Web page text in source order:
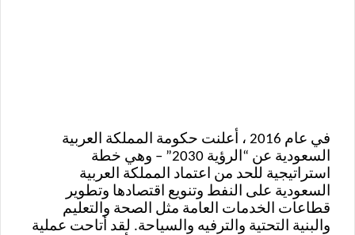
في عام 2016 ، أعلنت حكومة المملكة العربية
السعودية عن “الرؤية 2030” – وهي خطة
استراتيجية للحد من اعتماد المملكة العربية
السعودية على النفط وتنويع اقتصادها وتطوير
قطاعات الخدمات العامة مثل الصحة والتعليم
والبنية التحتية والترفيه والسياحة. لقد أتاحت عملية